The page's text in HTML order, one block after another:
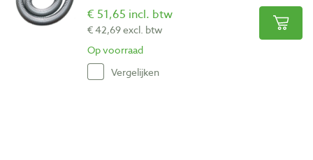
€ 51,65 incl. btw
€ 42,69 excl. btw
Op voorraad
Vergelijken